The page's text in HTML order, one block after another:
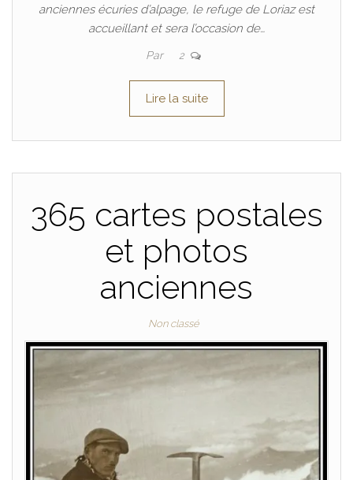
anciennes écuries d’alpage, le refuge de Loriaz est
accueillant et sera l’occasion de…
Par 2
Lire la suite
365 cartes postales
et photos
anciennes
Non classé